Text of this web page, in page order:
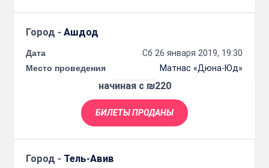
Город - Ашдод
Дата
Сб 26 января 2019, 19:30
Место проведения
Матнас «Дюна-Юд»
начиная с ₪220
БИЛЕТЫ ПРОДАНЫ
Город - Тель-Авив